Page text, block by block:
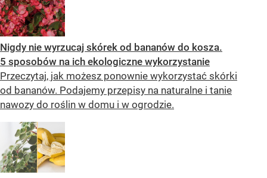
Nigdy nie wyrzucaj skórek od bananów do kosza.
5 sposobów na ich ekologiczne wykorzystanie
Przeczytaj, jak możesz ponownie wykorzystać skórki
od bananów. Podajemy przepisy na naturalne i tanie
nawozy do roślin w domu i w ogrodzie.